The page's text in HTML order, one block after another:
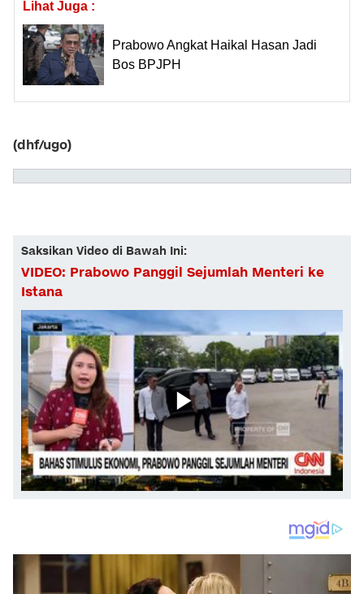
Lihat Juga :
Prabowo Angkat Haikal Hasan Jadi
Bos BPJPH
(dhf/ugo)
Saksikan Video di Bawah Ini:
VIDEO: Prabowo Panggil Sejumlah Menteri ke
Istana